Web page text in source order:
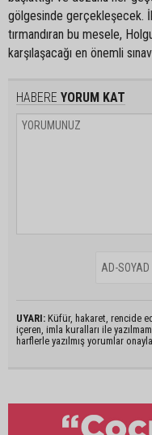
gölgesinde gerçekleşecek.
tırmandıran bu mesele,
karşılaşacağı en önemli
HABERE YORUM KAT
UYARI: Küfür, hakaret, rencide
içeren, imla kuralları ile
harflerle yazılmış yorumlar